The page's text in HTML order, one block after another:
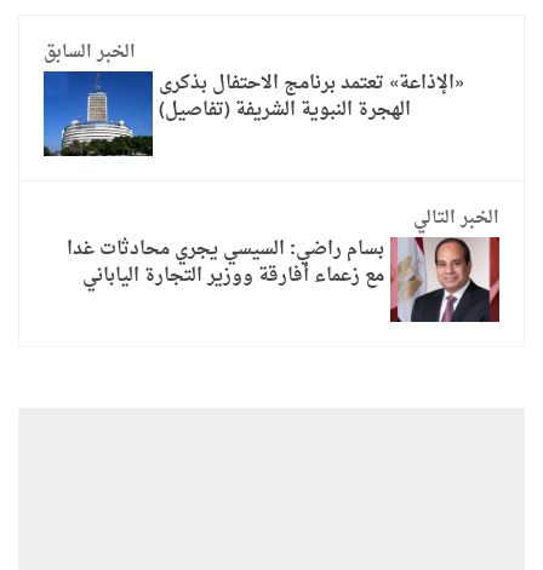
الخبر السابق
«الإذاعة» تعتمد برنامج الاحتفال بذكرى
الهجرة النبوية الشريفة (تفاصيل)
الخبر التالي
بسام راضي: السيسي يجري محادثات غدا
مع زعماء أفارقة ووزير التجارة الياباني